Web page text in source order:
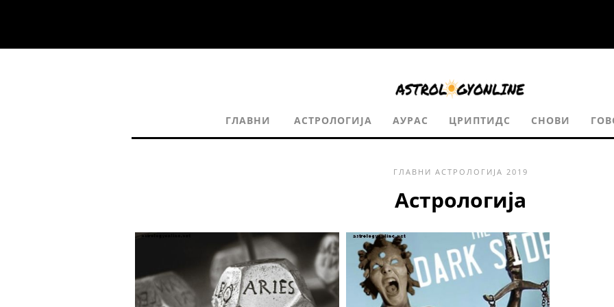
ГЛАВНИ АСТРОЛОГИЈА АУРАС ЦРИПТИДС СНОВИ
ГЛАВНИ АСТРОЛОГИЈА 2019
Астрологија